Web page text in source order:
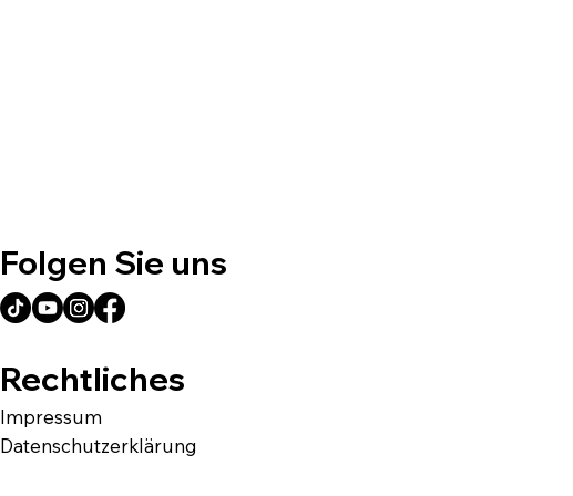
Folgen Sie uns
Rechtliches
Impressum
Datenschutzerklärung